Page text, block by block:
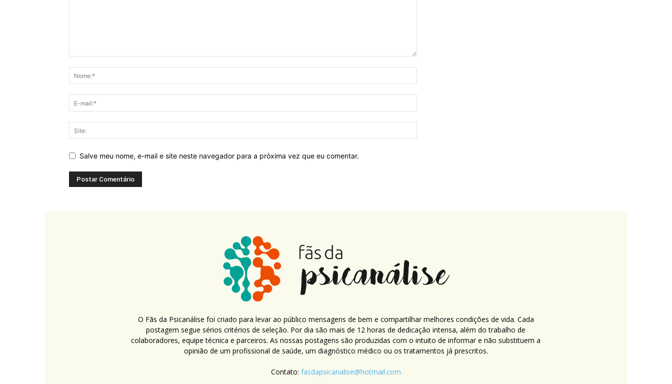
Salve meu nome, e-mail e site neste navegador para a próxima vez que eu comentar.
O Fãs da Psicanálise foi criado para levar ao público mensagens de bem e compartilhar melhores condições de vida. Cada
postagem segue sérios critérios de seleção. Por dia são mais de 12 horas de dedicação intensa, além do trabalho de
colaboradores, equipe técnica e parceiros. As nossas postagens são produzidas com o intuito de informar e não substituem a
opinião de um profissional de saúde, um diagnóstico médico ou os tratamentos já prescritos.
Contato: fasdapsicanalise@hotmail.com